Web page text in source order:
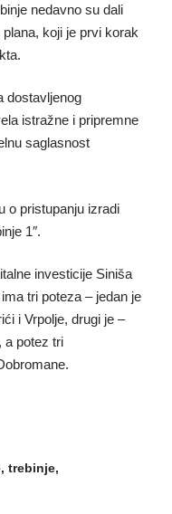
nedavno su dali
koji je prvi korak
dostavljenog
istražne i pripremne
saglasnost
o pristupanju izradi
1″.
investicije Siniša
tri poteza – jedan je
i Vrpolje, drugi je –
a potez tri
, trebinje,